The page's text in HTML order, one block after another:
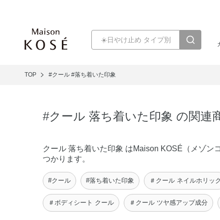
TOP #クール #落ち着いた印象
#クール 落ち着いた印象 の関連
クール 落ち着いた印象 はMaison KOSÉ（メゾ
つかります。
#クール #落ち着いた印象 ＃クール ネイルホリッ
＃ボディシート クール ＃クール ツヤ感アップ成分